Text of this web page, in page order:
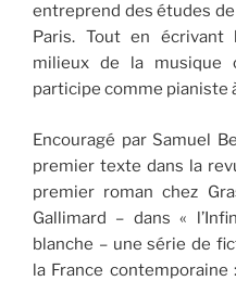
entreprend des études
Paris. Tout en écrivant
milieux de la musique
participe comme pianiste
Encouragé par Samuel
premier texte dans la
premier roman chez
Gallimard – dans «
blanche – une série de
la France contemporaine :